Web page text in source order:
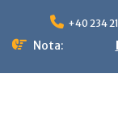
content
+40 234
Nota: